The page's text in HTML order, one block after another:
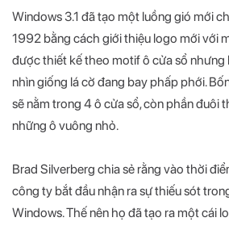
Windows 3.1 đã tạo một luồng gió mới
1992 bằng cách giới thiệu logo mới với
được thiết kế theo motif ô cửa sổ nhưng
nhìn giống lá cờ đang bay phấp phới.
sẽ nằm trong 4 ô cửa sổ, còn phần đuôi
những ô vuông nhỏ.
Brad Silverberg chia sẻ rằng vào thời
công ty bắt đầu nhận ra sự thiếu sót
Windows. Thế nên họ đã tạo ra một cái